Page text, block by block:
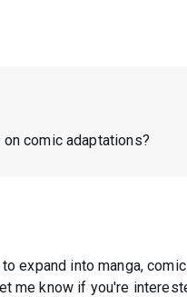
comic adaptations?
expand into manga,
me know if you're